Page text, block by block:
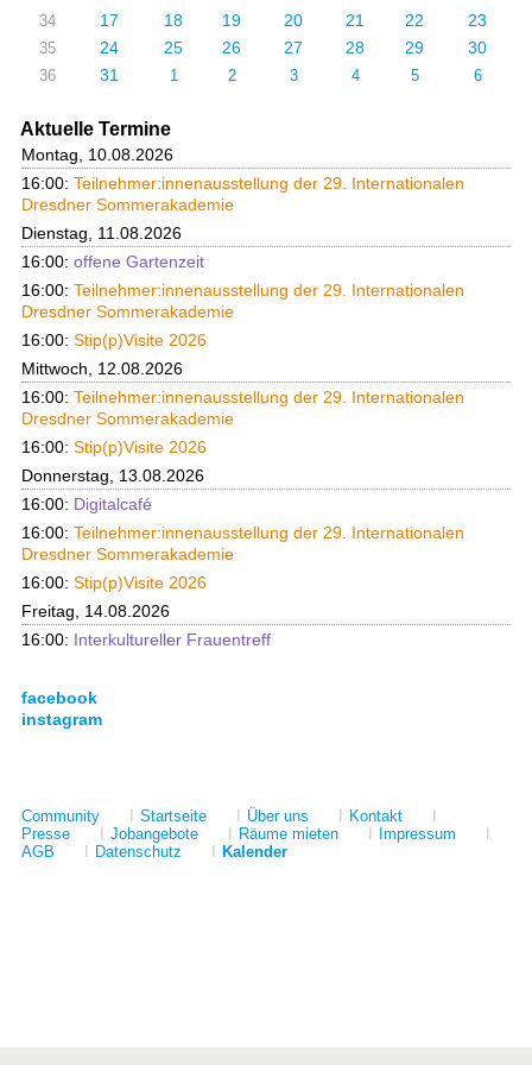
34 17 18 19 20 21 22 23
35 24 25 26 27 28 29 30
36 31 1 2 3 4 5 6
Aktuelle Termine
Montag, 10.08.2026
16:00: Teilnehmer:innenausstellung der 29. Internationalen
Dresdner Sommerakademie
Dienstag, 11.08.2026
16:00: offene Gartenzeit
16:00: Teilnehmer:innenausstellung der 29. Internationalen
Dresdner Sommerakademie
16:00: Stip(p)Visite 2026
Mittwoch, 12.08.2026
16:00: Teilnehmer:innenausstellung der 29. Internationalen
Dresdner Sommerakademie
16:00: Stip(p)Visite 2026
Donnerstag, 13.08.2026
16:00: Digitalcafé
16:00: Teilnehmer:innenausstellung der 29. Internationalen
Dresdner Sommerakademie
16:00: Stip(p)Visite 2026
Freitag, 14.08.2026
16:00: Interkultureller Frauentreff
facebook
instagram
Community I Startseite I Über uns I Kontakt
I
Presse
I Jobangebote I Räume mieten I Impressum
I
AGB
I Datenschutz I Kalender